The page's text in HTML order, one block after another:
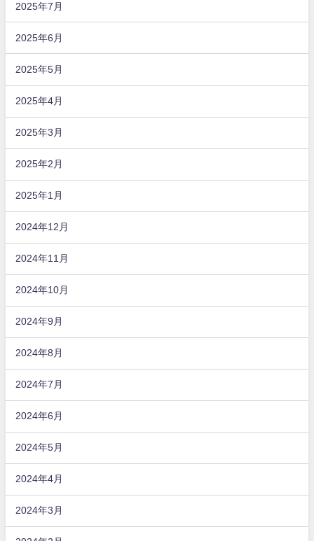
2025年7月
2025年6月
2025年5月
2025年4月
2025年3月
2025年2月
2025年1月
2024年12月
2024年11月
2024年10月
2024年9月
2024年8月
2024年7月
2024年6月
2024年5月
2024年4月
2024年3月